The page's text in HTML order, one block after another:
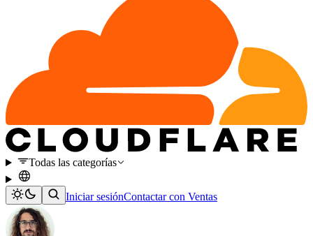
Todas las categorías
Iniciar sesiónContactar con Ventas